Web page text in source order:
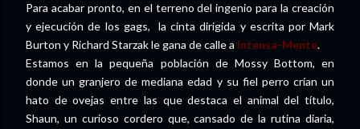
Para acabar pronto, en el terreno del ingenio para la creación
y ejecución de los gags, la cinta dirigida y escrita por Mark
Burton y Richard Starzak le gana de calle a Intensa-Mente.
Estamos en la pequeña población de Mossy Bottom, en
donde un granjero de mediana edad y su fiel perro crían un
hato de ovejas entre las que destaca el animal del título,
Shaun, un curioso cordero que, cansado de la rutina diaria,